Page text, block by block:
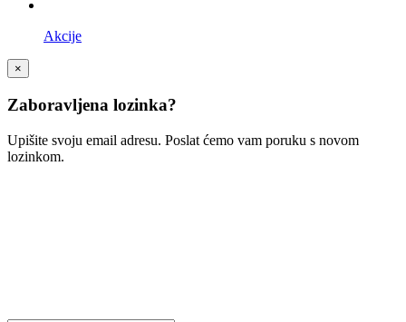
Akcije
×
Zaboravljena lozinka?
Upišite svoju email adresu. Poslat ćemo vam poruku s novom
lozinkom.